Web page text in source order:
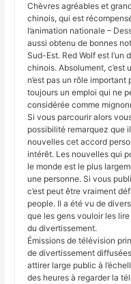
Chèvres agréables et
chinois, qui est
l’animation nationale –
aussi obtenu de bonnes
Sud-Est. Red Wolf est l’un
chinois. Absolument, c’est
n’est pas un rôle
toujours un emploi qui ne
considérée comme
Si vous parcourir alors
possibilité remarquez que
nouvelles cet accord
intérêt. Les nouvelles qui
le monde est le plus
une personne. Si vous
c’est peut être vraiment
people. Il a été vu de
que les gens vouloir les
du divertissement.
Émissions de télévision
de divertissement
attirer large public à
des heures à regarder la